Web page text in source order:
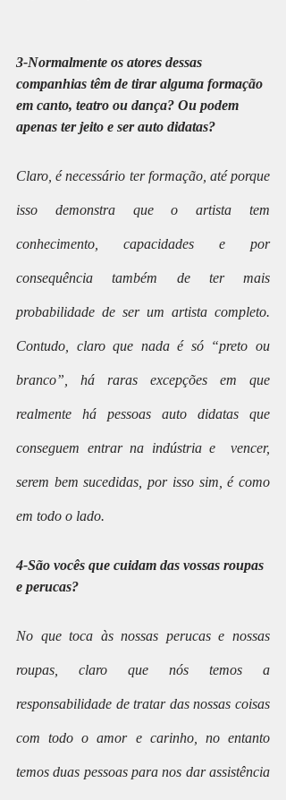
3-Normalmente os atores dessas
companhias têm de tirar alguma formação
em canto, teatro ou dança? Ou podem
apenas ter jeito e ser auto didatas?
Claro, é necessário ter formação, até porque
isso demonstra que o artista tem
conhecimento, capacidades e por
consequência também de ter mais
probabilidade de ser um artista completo.
Contudo, claro que nada é só “preto ou
branco”, há raras excepções em que
realmente há pessoas auto didatas que
conseguem entrar na indústria e  vencer,
serem bem sucedidas, por isso sim, é como
em todo o lado.
4-São vocês que cuidam das vossas roupas
e perucas?
No que toca às nossas perucas e nossas
roupas, claro que nós temos a
responsabilidade de tratar das nossas coisas
com todo o amor e carinho, no entanto
temos duas pessoas para nos dar assistência